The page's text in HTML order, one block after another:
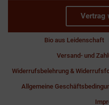
Vertrag
Bio aus Leidenschaft
Versand- und
Widerrufsbelehrung &
Allgemeine